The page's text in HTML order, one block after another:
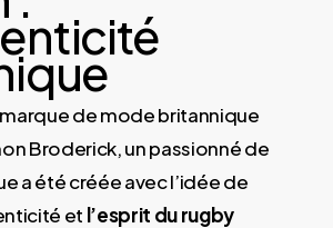
de mode britannique
Broderick, un passionné de
a été créée avec l’idée de
et l’esprit du rugby